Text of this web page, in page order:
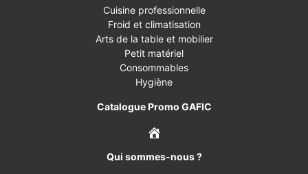
Cuisine professionnelle
Froid et climatisation
Arts de la table et mobilier
Petit matériel
Consommables
Hygiène
Catalogue Promo GAFIC
Qui sommes-nous ?